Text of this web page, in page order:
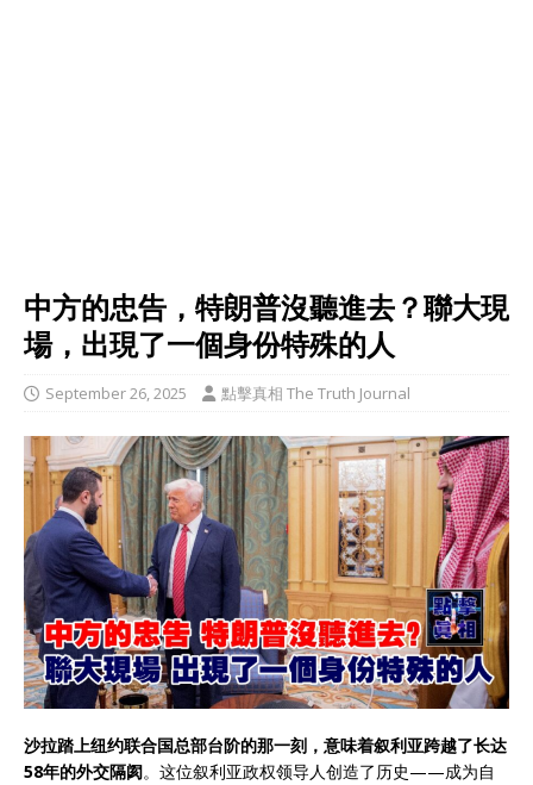
中方的忠告，特朗普沒聽進去？聯大現
場，出現了一個身份特殊的人
September 26, 2025 點擊真相 The Truth Journal
沙拉踏上纽约联合国总部台阶的那一刻，意味着叙利亚跨越了长达
58年的外交隔阂。这位叙利亚政权领导人创造了历史——成为自